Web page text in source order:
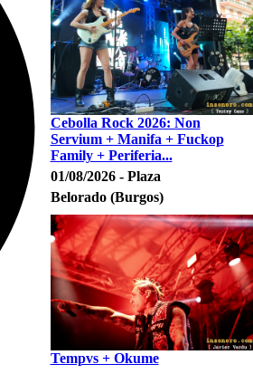
Cebolla Rock 2026: Non
Servium + Manifa + Fuckop
Family + Periferia...
01/08/2026 - Plaza
Belorado (Burgos)
Tempvs + Okume